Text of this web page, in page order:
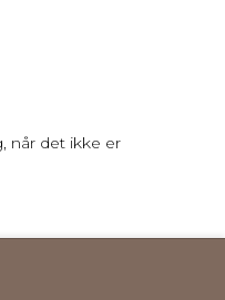
når det ikke er